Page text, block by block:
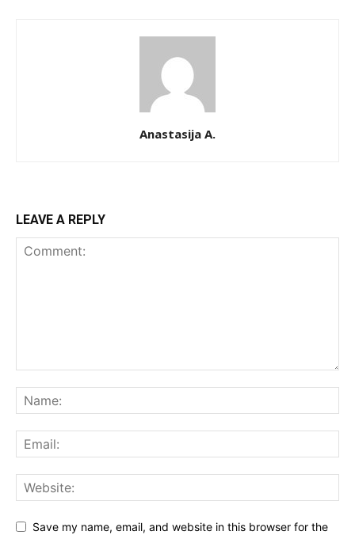
Anastasija A.
LEAVE A REPLY
Save my name, email, and website in this browser for the